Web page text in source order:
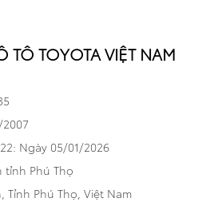
TÔ TOYOTA VIỆT NAM
Ngày 05/01/2026
tỉnh Phú Thọ
Tỉnh Phú Thọ, Việt Nam